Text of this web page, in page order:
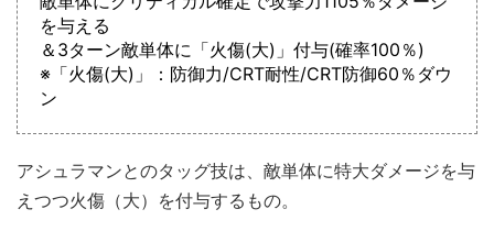
を与える
＆3ターン敵単体に「火傷(大)」付与(確率100％)
※「火傷(大)」：防御力/CRT耐性/CRT防御60％ダウ
ン
アシュラマンとのタッグ技は、敵単体に特大ダメージを与
えつつ火傷（大）を付与するもの。